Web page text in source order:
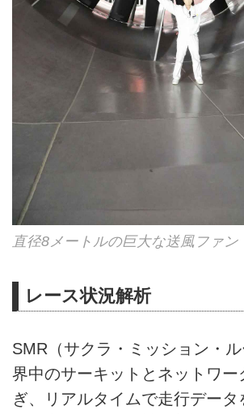
直径8メートルの巨大な送風ファン
レース状況解析
SMR（サクラ・ミッション・
界中のサーキットとネットワー
ぎ、リアルタイムで走行データ